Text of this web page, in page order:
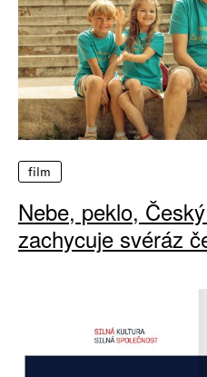
film
Nebe, peklo,
zachycuje svéráz